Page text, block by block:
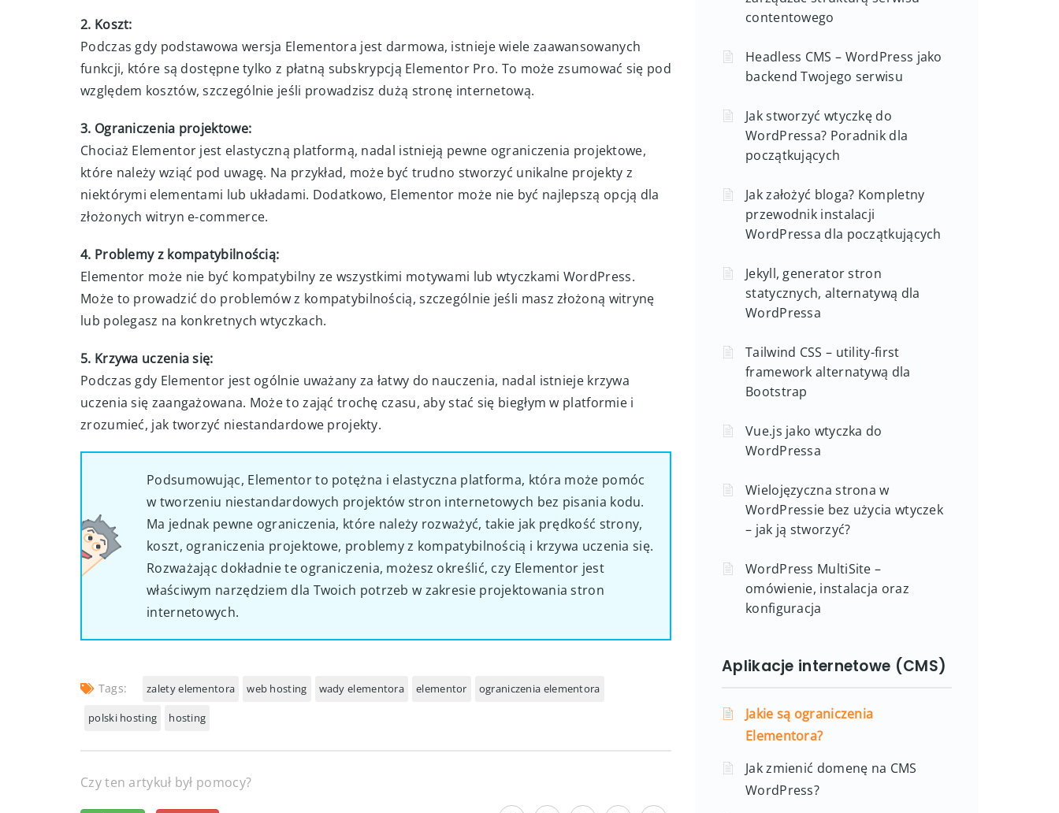
2. Koszt:
Podczas gdy podstawowa wersja Elementora jest darmowa, istnieje wiele zaawansowanych
funkcji, które są dostępne tylko z płatną subskrypcją Elementor Pro. To może zsumować się pod
względem kosztów, szczególnie jeśli prowadzisz dużą stronę internetową.
3. Ograniczenia projektowe:
Chociaż Elementor jest elastyczną platformą, nadal istnieją pewne ograniczenia projektowe,
które należy wziąć pod uwagę. Na przykład, może być trudno stworzyć unikalne projekty z
niektórymi elementami lub układami. Dodatkowo, Elementor może nie być najlepszą opcją dla
złożonych witryn e-commerce.
4. Problemy z kompatybilnością:
Elementor może nie być kompatybilny ze wszystkimi motywami lub wtyczkami WordPress.
Może to prowadzić do problemów z kompatybilnością, szczególnie jeśli masz złożoną witrynę
lub polegasz na konkretnych wtyczkach.
5. Krzywa uczenia się:
Podczas gdy Elementor jest ogólnie uważany za łatwy do nauczenia, nadal istnieje krzywa
uczenia się zaangażowana. Może to zająć trochę czasu, aby stać się biegłym w platformie i
zrozumieć, jak tworzyć niestandardowe projekty.
Podsumowując, Elementor to potężna i elastyczna platforma, która może pomóc
w tworzeniu niestandardowych projektów stron internetowych bez pisania kodu.
Ma jednak pewne ograniczenia, które należy rozważyć, takie jak prędkość strony,
koszt, ograniczenia projektowe, problemy z kompatybilnością i krzywa uczenia się.
Rozważając dokładnie te ograniczenia, możesz określić, czy Elementor jest
właściwym narzędziem dla Twoich potrzeb w zakresie projektowania stron
internetowych.
Tags: zalety elementora web hosting wady elementora elementor ograniczenia elementora
polski hosting hosting
Czy ten artykuł był pomocy?
contentowego
Headless CMS – WordPress jako
backend Twojego serwisu
Jak stworzyć wtyczkę do
WordPressa? Poradnik dla
początkujących
Jak założyć bloga? Kompletny
przewodnik instalacji
WordPressa dla początkujących
Jekyll, generator stron
statycznych, alternatywą dla
WordPressa
Tailwind CSS – utility-first
framework alternatywą dla
Bootstrap
Vue.js jako wtyczka do
WordPressa
Wielojęzyczna strona w
WordPressie bez użycia wtyczek
– jak ją stworzyć?
WordPress MultiSite –
omówienie, instalacja oraz
konfiguracja
Aplikacje internetowe (CMS)
Jakie są ograniczenia
Elementora?
Jak zmienić domenę na CMS
WordPress?